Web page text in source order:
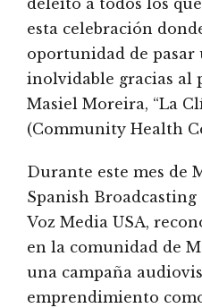
deleitó a todos los
esta celebración
oportunidad de pasar
inolvidable gracias al
Masiel Moreira, “La
(Community Health
Durante este mes de
Spanish Broadcasting
Voz Media USA,
en la comunidad de
una campaña
emprendimiento